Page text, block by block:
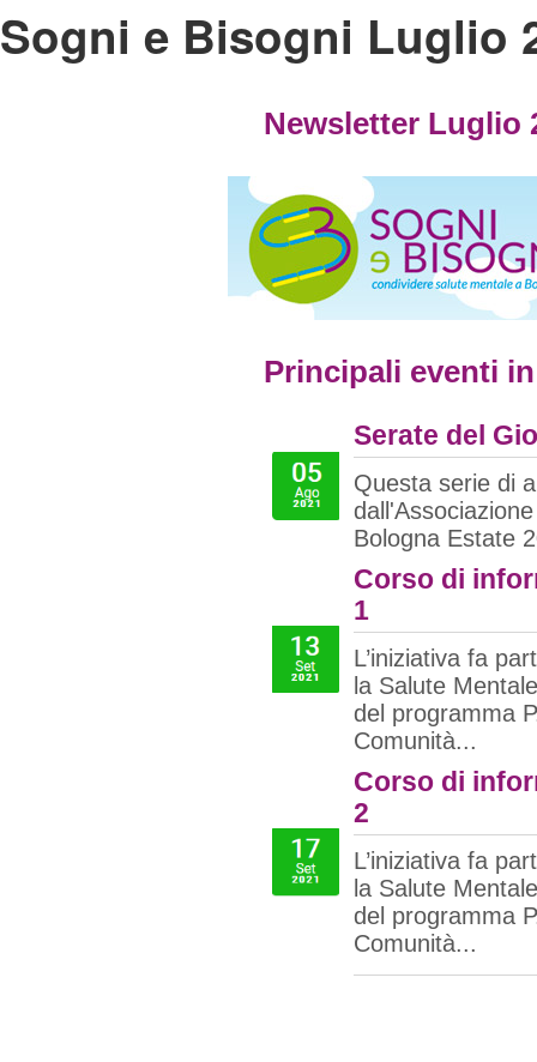
Sogni e Bisogni Luglio